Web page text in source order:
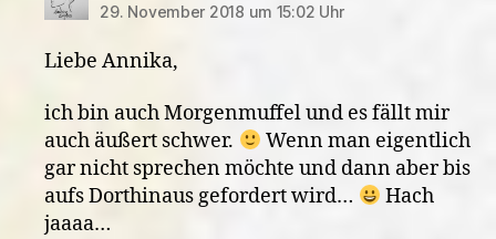
29. November 2018 um 15:02 Uhr
Liebe Annika,
ich bin auch Morgenmuffel und es fällt mir
auch äußert schwer.
Wenn man eigentlich
gar nicht sprechen möchte und dann aber bis
aufs Dorthinaus gefordert wird…
Hach
jaaaa…